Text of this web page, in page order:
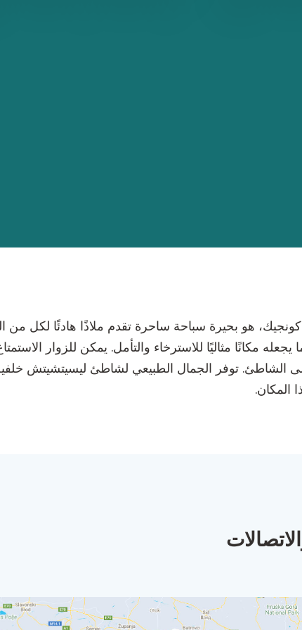
هو بحيرة سباحة ساحرة تقدم ملاذًا هادئًا لكل من
مكانًا مثاليًا للاسترخاء والتأمل. يمكن للزوار
الشاطئ. توفر الجمال الطبيعي لشاطئ ليسيتشيتش خلفية
المكان.